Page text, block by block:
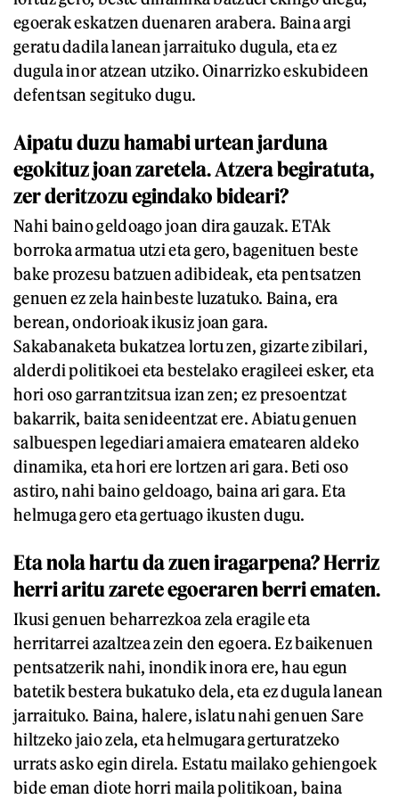
egoerak eskatzen duenaren arabera. Baina argi
geratu dadila lanean jarraituko dugula, eta ez
dugula inor atzean utziko. Oinarrizko eskubideen
defentsan segituko dugu.
Aipatu duzu hamabi urtean jarduna
egokituz joan zaretela. Atzera begiratuta,
zer deritzozu egindako bideari?
Nahi baino geldoago joan dira gauzak. ETAk
borroka armatua utzi eta gero, bagenituen beste
bake prozesu batzuen adibideak, eta pentsatzen
genuen ez zela hainbeste luzatuko. Baina, era
berean, ondorioak ikusiz joan gara.
Sakabanaketa bukatzea lortu zen, gizarte zibilari,
alderdi politikoei eta bestelako eragileei esker, eta
hori oso garrantzitsua izan zen; ez presoentzat
bakarrik, baita senideentzat ere. Abiatu genuen
salbuespen legediari amaiera ematearen aldeko
dinamika, eta hori ere lortzen ari gara. Beti oso
astiro, nahi baino geldoago, baina ari gara. Eta
helmuga gero eta gertuago ikusten dugu.
Eta nola hartu da zuen iragarpena? Herriz
herri aritu zarete egoeraren berri ematen.
Ikusi genuen beharrezkoa zela eragile eta
herritarrei azaltzea zein den egoera. Ez baikenuen
pentsatzerik nahi, inondik inora ere, hau egun
batetik bestera bukatuko dela, eta ez dugula lanean
jarraituko. Baina, halere, islatu nahi genuen Sare
hiltzeko jaio zela, eta helmugara gerturatzeko
urrats asko egin direla. Estatu mailako gehiengoek
bide eman diote horri maila politikoan, baina